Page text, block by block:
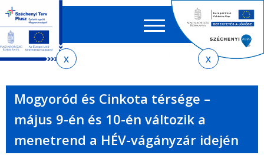
menetrendkeresőhöz
almenühöz
tartalomra
oldaltérképre
EN HU
űrlap
Mogyoród és Cinkota térsége –
május 9-én és 10-én változik a
menetrend a HÉV-vágányzár idején